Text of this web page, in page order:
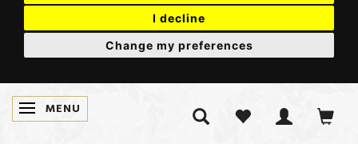
I decline
Change my preferences
SKIFTE NAVIGATION
MENU